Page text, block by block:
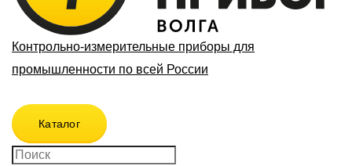
Контрольно-измерительные приборы для
промышленности по всей России
Каталог